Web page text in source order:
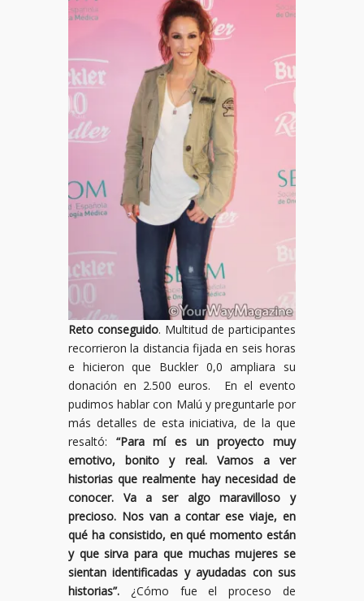
Reto conseguido. Multitud de participantes
recorrieron la distancia fijada en seis horas
e hicieron que Buckler 0,0 ampliara su
donación en 2.500 euros. En el evento
pudimos hablar con Malú y preguntarle por
más detalles de esta iniciativa, de la que
resaltó: “Para mí es un proyecto muy
emotivo, bonito y real. Vamos a ver
historias que realmente hay necesidad de
conocer. Va a ser algo maravilloso y
precioso. Nos van a contar ese viaje, en
qué ha consistido, en qué momento están
y que sirva para que muchas mujeres se
sientan identificadas y ayudadas con sus
historias”. ¿Cómo fue el proceso de